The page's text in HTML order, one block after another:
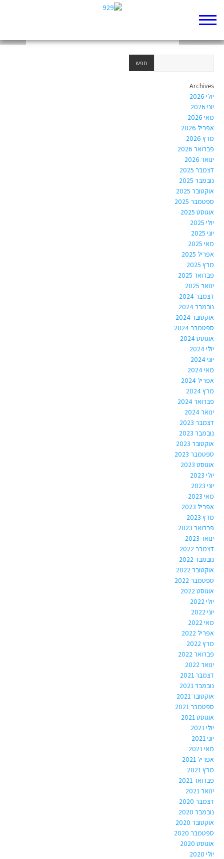
Archives
יולי 2026
יוני 2026
מאי 2026
אפריל 2026
מרץ 2026
פברואר 2026
ינואר 2026
דצמבר 2025
נובמבר 2025
אוקטובר 2025
ספטמבר 2025
אוגוסט 2025
יולי 2025
יוני 2025
מאי 2025
אפריל 2025
מרץ 2025
פברואר 2025
ינואר 2025
דצמבר 2024
נובמבר 2024
אוקטובר 2024
ספטמבר 2024
אוגוסט 2024
יולי 2024
יוני 2024
מאי 2024
אפריל 2024
מרץ 2024
פברואר 2024
ינואר 2024
דצמבר 2023
נובמבר 2023
אוקטובר 2023
ספטמבר 2023
אוגוסט 2023
יולי 2023
יוני 2023
מאי 2023
אפריל 2023
מרץ 2023
פברואר 2023
ינואר 2023
דצמבר 2022
נובמבר 2022
אוקטובר 2022
ספטמבר 2022
אוגוסט 2022
יולי 2022
יוני 2022
מאי 2022
אפריל 2022
מרץ 2022
פברואר 2022
ינואר 2022
דצמבר 2021
נובמבר 2021
אוקטובר 2021
ספטמבר 2021
אוגוסט 2021
יולי 2021
יוני 2021
מאי 2021
אפריל 2021
מרץ 2021
פברואר 2021
ינואר 2021
דצמבר 2020
נובמבר 2020
אוקטובר 2020
ספטמבר 2020
אוגוסט 2020
יולי 2020